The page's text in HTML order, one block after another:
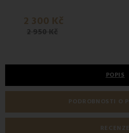
2 300 Kč
2 950 Kč
POPIS
PODROBNOSTI O
RECENZE